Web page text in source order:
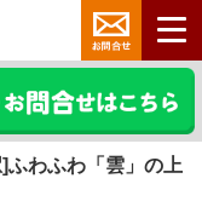
ふわふわ「雲」の上